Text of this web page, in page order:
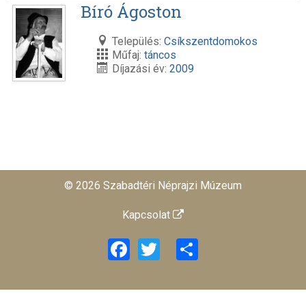
Bíró Ágoston
Település: Csíkszentdomokos
Műfaj: táncos
Díjazási év: 2009
© 2026 Szabadtéri Néprajzi Múzeum
Kapcsolat
Facebook
Twitter